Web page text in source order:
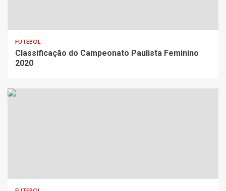
FUTEBOL
Classificação do Campeonato Paulista Feminino
2020